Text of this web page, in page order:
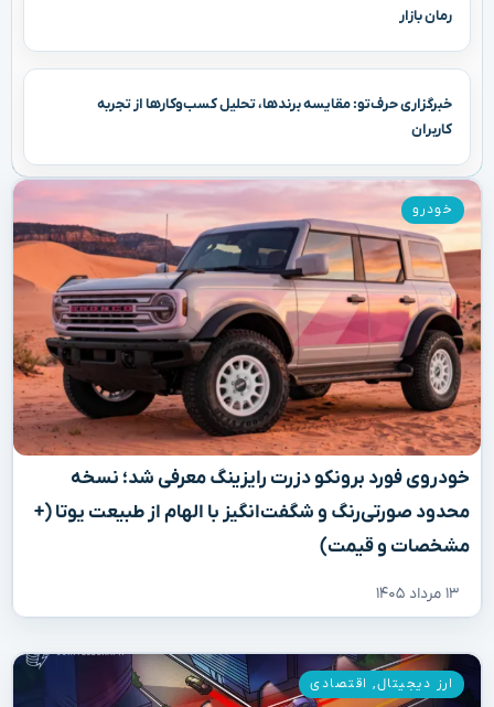
رمان بازار
خبرگزاری حرف‌تو: مقایسه برندها، تحلیل کسب‌وکارها از تجربه
کاربران
خودروی فورد برونکو دزرت رایزینگ معرفی شد؛ نسخه
محدود صورتی‌رنگ و شگفت‌انگیز با الهام از طبیعت یوتا (+
مشخصات و قیمت)
۱۳ مرداد ۱۴۰۵
خودرو
ارز دیجیتال, اقتصادی